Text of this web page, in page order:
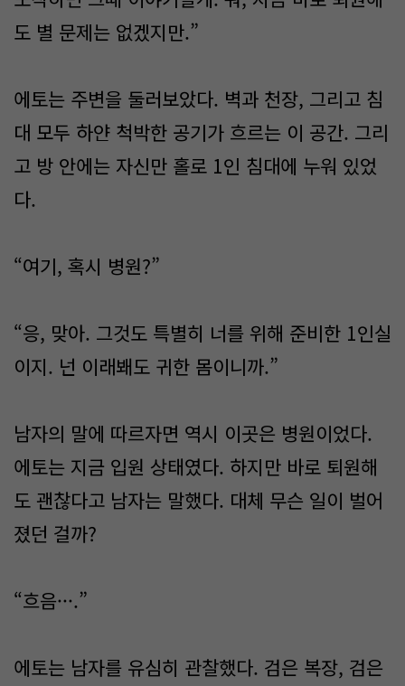
도 별 문제는 없겠지만.”
에토는 주변을 둘러보았다. 벽과 천장, 그리고 침
대 모두 하얀 척박한 공기가 흐르는 이 공간. 그리
고 방 안에는 자신만 홀로 1인 침대에 누워 있었
다.
“여기, 혹시 병원?”
“응, 맞아. 그것도 특별히 너를 위해 준비한 1인실
이지. 넌 이래봬도 귀한 몸이니까.”
남자의 말에 따르자면 역시 이곳은 병원이었다.
에토는 지금 입원 상태였다. 하지만 바로 퇴원해
도 괜찮다고 남자는 말했다. 대체 무슨 일이 벌어
졌던 걸까?
“흐음···.”
에토는 남자를 유심히 관찰했다. 검은 복장, 검은